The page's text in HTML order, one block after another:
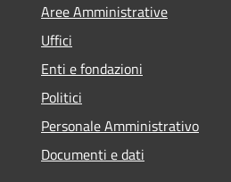
Aree Amministrative
Uffici
Enti e fondazioni
Politici
Personale Amministrativo
Documenti e dati